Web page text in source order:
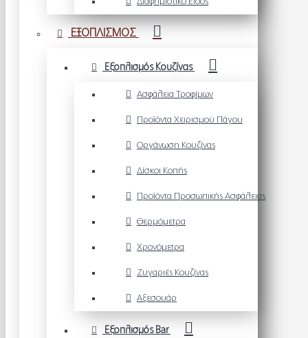
ΕΞΟΠΛΙΣΜΟΣ
Εξοπλισμός Κουζίνας
Ασφάλεια Τροφίμων
Προϊόντα Χειρισμού Πάγου
Οργάνωση Κουζίνας
Δίσκοι Κοπής
Προϊόντα Προσωπικής Ασφάλειας
Θερμόμετρα
Χρονόμετρα
Ζυγαριές Κουζίνας
Αξεσουάρ
Εξοπλισμός Bar